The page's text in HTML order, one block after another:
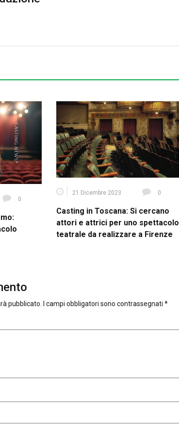
0
21 Dicembre 2023 0
Casting in Toscana: Si cercano
attori e attrici per uno spettacolo
teatrale da realizzare a Firenze
pubblicato. I campi obbligatori sono contrassegnati *